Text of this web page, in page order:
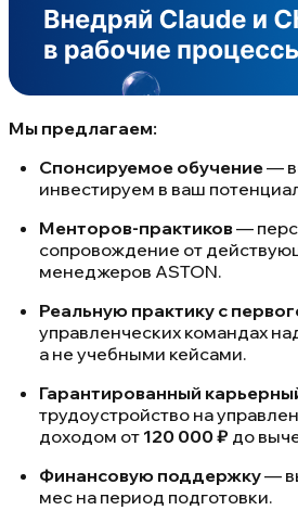
Мы предлагаем:
Спонсируемое обучение—
инвестируем в ваш
Менторов-практиков—
сопровождение от
менеджеров ASTON.
Реальную практику с
управленческих командах
а не учебными кейсами.
Гарантированный
трудоустройство на
доходом от 120 000 ₽ до
Финансовую поддержку—
мес на период подготовки.